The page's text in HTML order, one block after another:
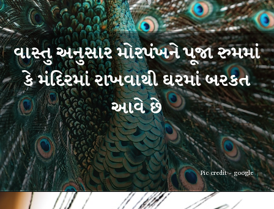
વાસ્તુ અનુસાર મોરપંખને પૂજા રુમમાં
કે મંદિરમાં રાખવાથી ઘરમાં બરકત
આવે છે
Pic credit - google